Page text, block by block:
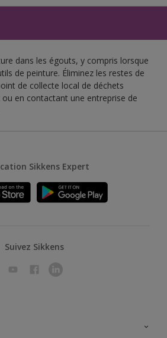
dans les égouts, y compris lorsque
de peinture. Éliminez les restes de
de collecte local de déchets
en contactant une entreprise de
Sikkens Expert
Suivez Sikkens